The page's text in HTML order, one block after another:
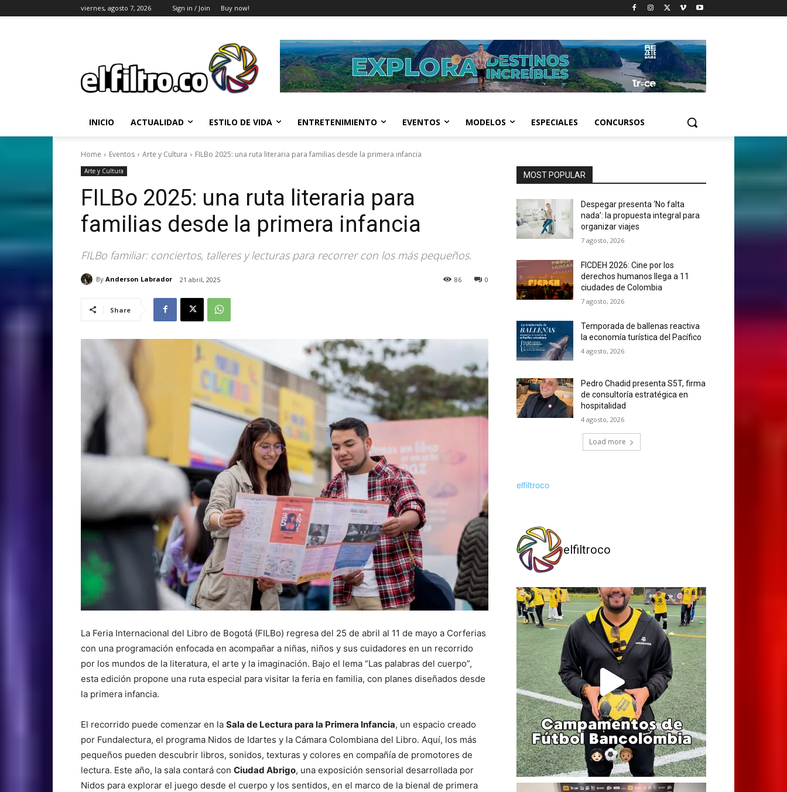
viernes, agosto 7, 2026 Sign in / Join Buy now!
INICIO ACTUALIDAD ESTILO DE VIDA ENTRETENIMIENTO EVENTOS MODELOS ESPECIALES CONCURSOS
Home Eventos Arte y Cultura FILBo 2025: una ruta literaria para familias desde la primera infancia
Arte y Cultura
FILBo 2025: una ruta literaria para
familias desde la primera infancia
FILBo familiar: conciertos, talleres y lecturas para recorrer con los más pequeños.
By Anderson Labrador 21 abril, 2025 0
86
Share
La Feria Internacional del Libro de Bogotá (FILBo) regresa del 25 de abril al 11 de mayo a Corferias
con una programación enfocada en acompañar a niñas, niños y sus cuidadores en un recorrido
por los mundos de la literatura, el arte y la imaginación. Bajo el lema “Las palabras del cuerpo”,
esta edición propone una ruta especial para visitar la feria en familia, con planes diseñados desde
la primera infancia.
El recorrido puede comenzar en la Sala de Lectura para la Primera Infancia, un espacio creado
por Fundalectura, el programa Nidos de Idartes y la Cámara Colombiana del Libro. Aquí, los más
pequeños pueden descubrir libros, sonidos, texturas y colores en compañía de promotores de
lectura. Este año, la sala contará con Ciudad Abrigo, una exposición sensorial desarrollada por
Nidos para explorar el juego desde el cuerpo y los sentidos, en el marco de la bienal de primera
MOST POPULAR
Despegar presenta ‘No falta
nada’: la propuesta integral para
organizar viajes
7 agosto, 2026
FICDEH 2026: Cine por los
derechos humanos llega a 11
ciudades de Colombia
7 agosto, 2026
Temporada de ballenas reactiva
la economía turística del Pacífico
4 agosto, 2026
Pedro Chadid presenta S5T, firma
de consultoría estratégica en
hospitalidad
4 agosto, 2026
Load more
elfiltroco
elfiltroco